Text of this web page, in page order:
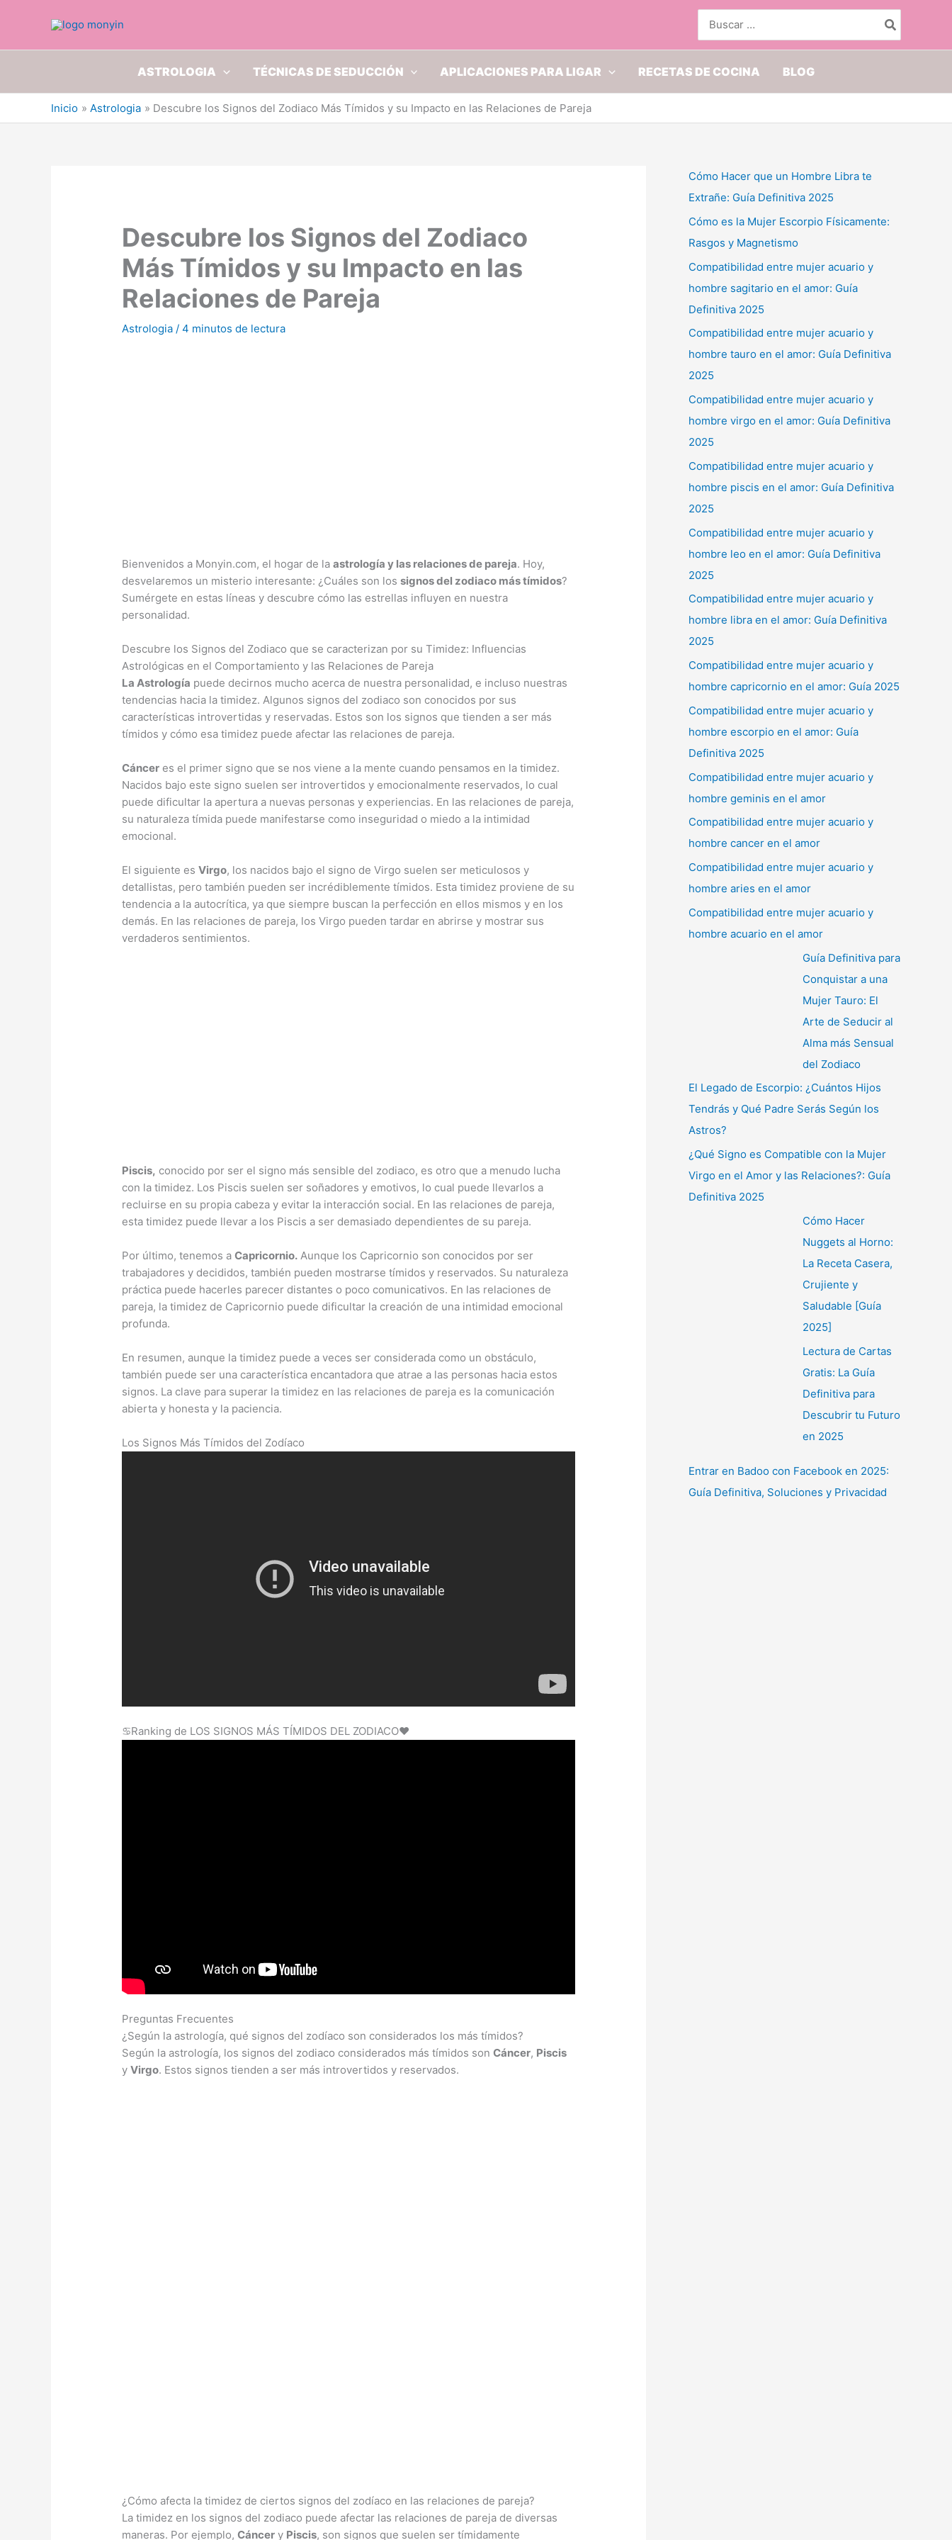
por:
ASTROLOGIA TÉCNICAS DE SEDUCCIÓN APLICACIONES PARA LIGAR RECETAS DE COCINA BLOG
Inicio Astrologia Descubre los Signos del Zodiaco Más Tímidos y su Impacto en las Relaciones de Pareja
Descubre los Signos del Zodiaco
Más Tímidos y su Impacto en las
Relaciones de Pareja
Astrologia /4 minutos de lectura
Bienvenidos a Monyin.com, el hogar de laastrología y las relaciones de pareja. Hoy,
desvelaremos un misterio interesante: ¿Cuáles son lossignos del zodiaco más tímidos?
Sumérgete en estas líneas y descubre cómo las estrellas influyen en nuestra
personalidad.
Descubre los Signos del Zodiaco que se caracterizan por su Timidez: Influencias
Astrológicas en el Comportamiento y las Relaciones de Pareja
La Astrología puede decirnos mucho acerca de nuestra personalidad, e incluso nuestras
tendencias hacia la timidez. Algunos signos del zodiaco son conocidos por sus
características introvertidas y reservadas. Estos son los signos que tienden a ser más
tímidos y cómo esa timidez puede afectar las relaciones de pareja.
Cáncer es el primer signo que se nos viene a la mente cuando pensamos en la timidez.
Nacidos bajo este signo suelen ser introvertidos y emocionalmente reservados, lo cual
puede dificultar la apertura a nuevas personas y experiencias. En las relaciones de pareja,
su naturaleza tímida puede manifestarse como inseguridad o miedo a la intimidad
emocional.
El siguiente esVirgo, los nacidos bajo el signo de Virgo suelen ser meticulosos y
detallistas, pero también pueden ser incrédiblemente tímidos. Esta timidez proviene de su
tendencia a la autocrítica, ya que siempre buscan la perfección en ellos mismos y en los
demás. En las relaciones de pareja, los Virgo pueden tardar en abrirse y mostrar sus
verdaderos sentimientos.
Piscis, conocido por ser el signo más sensible del zodiaco, es otro que a menudo lucha
con la timidez. Los Piscis suelen ser soñadores y emotivos, lo cual puede llevarlos a
recluirse en su propia cabeza y evitar la interacción social. En las relaciones de pareja,
esta timidez puede llevar a los Piscis a ser demasiado dependientes de su pareja.
Por último, tenemos aCapricornio. Aunque los Capricornio son conocidos por ser
trabajadores y decididos, también pueden mostrarse tímidos y reservados. Su naturaleza
práctica puede hacerles parecer distantes o poco comunicativos. En las relaciones de
pareja, la timidez de Capricornio puede dificultar la creación de una intimidad emocional
profunda.
En resumen, aunque la timidez puede a veces ser considerada como un obstáculo,
también puede ser una característica encantadora que atrae a las personas hacia estos
signos. La clave para superar la timidez en las relaciones de pareja es la comunicación
abierta y honesta y la paciencia.
Los Signos Más Tímidos del Zodíaco
♋Ranking de LOS SIGNOS MÁS TÍMIDOS DEL ZODIACO❤
Preguntas Frecuentes
¿Según la astrología, qué signos del zodíaco son considerados los más tímidos?
Según la astrología, los signos del zodiaco considerados más tímidos sonCáncer, Piscis
yVirgo. Estos signos tienden a ser más introvertidos y reservados.
¿Cómo afecta la timidez de ciertos signos del zodíaco en las relaciones de pareja?
La timidez en los signos del zodiaco puede afectar las relaciones de pareja de diversas
maneras. Por ejemplo,Cáncer y Piscis, son signos que suelen ser tímidamente
Cómo Hacer que un Hombre Libra te
Extrañe: Guía Definitiva 2025
Cómo es la Mujer Escorpio Físicamente:
Rasgos y Magnetismo
Compatibilidad entre mujer acuario y
hombre sagitario en el amor: Guía
Definitiva 2025
Compatibilidad entre mujer acuario y
hombre tauro en el amor: Guía Definitiva
2025
Compatibilidad entre mujer acuario y
hombre virgo en el amor: Guía Definitiva
2025
Compatibilidad entre mujer acuario y
hombre piscis en el amor: Guía Definitiva
2025
Compatibilidad entre mujer acuario y
hombre leo en el amor: Guía Definitiva
2025
Compatibilidad entre mujer acuario y
hombre libra en el amor: Guía Definitiva
2025
Compatibilidad entre mujer acuario y
hombre capricornio en el amor: Guía 2025
Compatibilidad entre mujer acuario y
hombre escorpio en el amor: Guía
Definitiva 2025
Compatibilidad entre mujer acuario y
hombre geminis en el amor
Compatibilidad entre mujer acuario y
hombre cancer en el amor
Compatibilidad entre mujer acuario y
hombre aries en el amor
Compatibilidad entre mujer acuario y
hombre acuario en el amor
Guía Definitiva para
Conquistar a una
Mujer Tauro: El
Arte de Seducir al
Alma más Sensual
del Zodiaco
El Legado de Escorpio: ¿Cuántos Hijos
Tendrás y Qué Padre Serás Según los
Astros?
¿Qué Signo es Compatible con la Mujer
Virgo en el Amor y las Relaciones?: Guía
Definitiva 2025
Cómo Hacer
Nuggets al Horno:
La Receta Casera,
Crujiente y
Saludable [Guía
2025]
Lectura de Cartas
Gratis: La Guía
Definitiva para
Descubrir tu Futuro
en 2025
Entrar en Badoo con Facebook en 2025:
Guía Definitiva, Soluciones y Privacidad